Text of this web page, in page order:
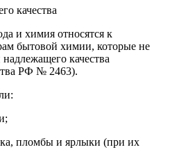
качества
и химия относятся к
бытовой химии, которые не
качества
РФ № 2463).
пломбы и ярлыки (при их